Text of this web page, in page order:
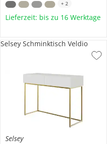
+ 2
Lieferzeit: bis zu 16 Werktage
Selsey
Selsey Schminktisch Veldio